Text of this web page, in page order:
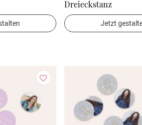
Dreieckstanz
Jetzt